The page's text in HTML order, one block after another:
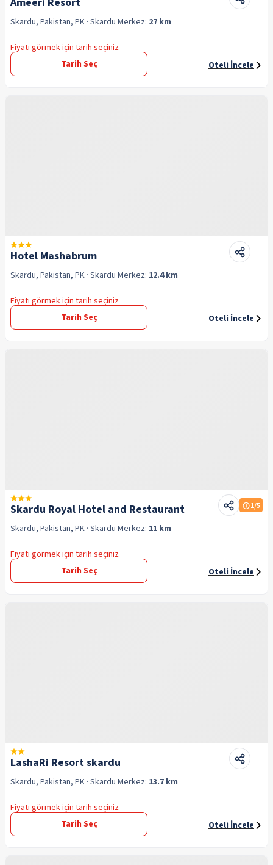
Skardu, Pakistan, PK · Skardu Merkez: 27 km
Fiyatı görmek için tarih seçiniz
Tarih Seç
Oteli İncele
Hotel Mashabrum
Skardu, Pakistan, PK · Skardu Merkez: 12.4 km
Fiyatı görmek için tarih seçiniz
Tarih Seç
Oteli İncele
Skardu Royal Hotel and Restaurant 1/5
Skardu, Pakistan, PK · Skardu Merkez: 11 km
Fiyatı görmek için tarih seçiniz
Tarih Seç
Oteli İncele
LashaRi Resort skardu
Skardu, Pakistan, PK · Skardu Merkez: 13.7 km
Fiyatı görmek için tarih seçiniz
Tarih Seç
Oteli İncele